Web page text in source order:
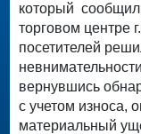
который
торговом центре
посетителей
вернувшись
с учетом износа,
материальный